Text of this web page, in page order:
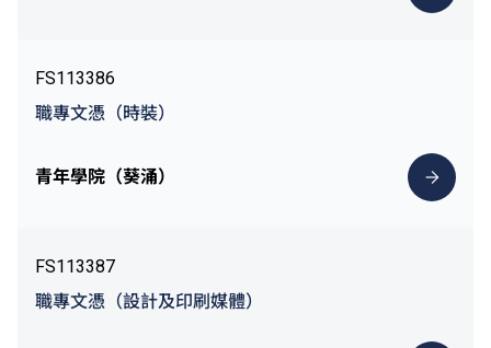
FS113386
職專文憑（時裝）
青年學院（葵涌）
FS113387
職專文憑（設計及印刷媒體）